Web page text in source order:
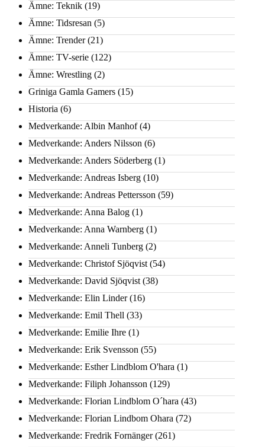
Ämne: Teknik (19)
Ämne: Tidsresan (5)
Ämne: Trender(21)
Ämne: TV-serie (122)
Ämne: Wrestling (2)
Griniga Gamla Gamers (15)
Historia (6)
Medverkande: Albin Manhof(4)
Medverkande: Anders Nilsson (6)
Medverkande: Anders Söderberg (1)
Medverkande: Andreas Isberg (10)
Medverkande: Andreas Pettersson (59)
Medverkande: Anna Balog (1)
Medverkande: Anna Warnberg (1)
Medverkande: Anneli Tunberg (2)
Medverkande: Christof Sjöqvist (54)
Medverkande: David Sjöqvist (38)
Medverkande: Elin Linder(16)
Medverkande: Emil Thell (33)
Medverkande: Emilie Ihre (1)
Medverkande: Erik Svensson (55)
Medverkande: Esther Lindblom O'hara (1)
Medverkande: Filiph Johansson (129)
Medverkande: Florian Lindblom O´hara (43)
Medverkande: Florian Lindbom Ohara (72)
Medverkande: Fredrik Fornänger(261)